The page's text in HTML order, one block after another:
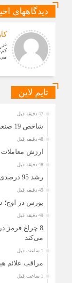
دیدگاههای
در
تایم لاین
47 دقیقه قبل
شاخص 19 صنعت بورسی به بالاترین سطح تاریخی خود رسید
48 دقیقه قبل
ارزش معاملات خرد از
48 دقیقه قبل
رشد 95 درصدی ارزش معاملات بورس‌های کالایی
49 دقیقه قبل
بورس در اوج؛
49 دقیقه قبل
8 چراغ قرمز
می‌کند
1 ساعت قبل
مراقب علائم
1 ساعت قبل